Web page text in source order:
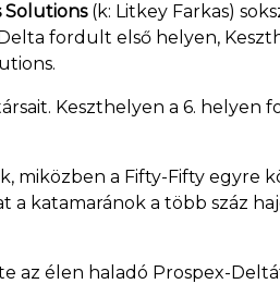
Solutions(k: Litkey Farkas)
fordult első helyen,
Keszthelyen a 6. helyen
miközben a Fifty-Fifty egyre
katamaránok a több száz
élen haladó Prospex-